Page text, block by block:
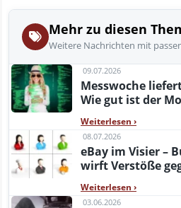
Mehr zu diesen
Weitere Nachrichten mit
09.07.2026
Messwoche
Wie gut ist der
Weiterlesen ›
08.07.2026
eBay im Visier –
wirft Verstöße
Weiterlesen ›
03.06.2026